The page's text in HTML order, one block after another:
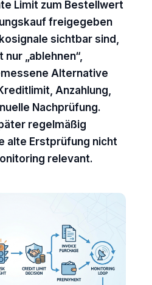
Limit zum Bestellwert
freigegeben
sichtbar sind,
„ablehnen“,
Alternative
Anzahlung,
Nachprüfung.
regelmäßig
alte Erstprüfung nicht
relevant.